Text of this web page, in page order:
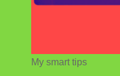
My smart tips